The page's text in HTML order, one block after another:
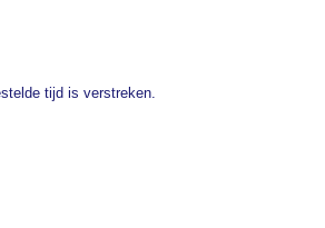
tijd is verstreken.